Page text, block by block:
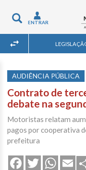
Toggle
navigation
ENTRAR
AUDIÊNCIA PÚBLICA
Contrato de
debate na
Motoristas relatam
pagos por cooperativa
prefeitura
FacebookTwitter